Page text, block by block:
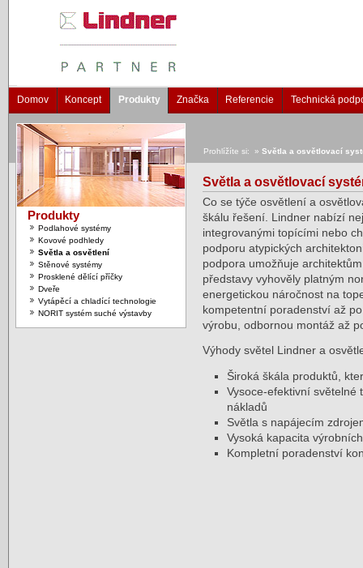
Domov Koncept Produkty Značka Referencie Technická
Prohlížíte si: » Světla a osvětlovací
Produkty
Podlahové systémy
Kovové podhledy
Světla a osvětlení
Stěnové systémy
Prosklené dělící příčky
Dveře
Vytápěcí a chladící technologie
NORIT systém suché výstavby
Světla a osvětlovací
Co se týče osvětlení a
škálu řešení. Lindner nabízí
integrovanými topícími nebo
podporu atypických
podpora umožňuje
představy vyhověly platným
energetickou náročnost na
kompetentní poradenství až
výrobu, odbornou montáž až
Výhody světel Lindner a
Široká škála produktů,
Vysoce-efektivní světelné
nákladů
Světla s napájecím
Vysoká kapacita
Kompletní poradenství